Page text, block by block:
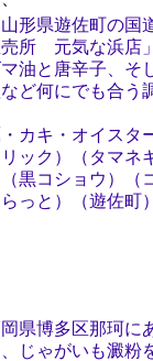
形県遊佐町の国
売所 元気な浜店
油と唐辛子、そ
ど何にでも合う
カキ・オイスタ
ック）（タマネ
黒コショウ）（
っと）（遊佐町
県博多区那珂
じゃがいも澱粉